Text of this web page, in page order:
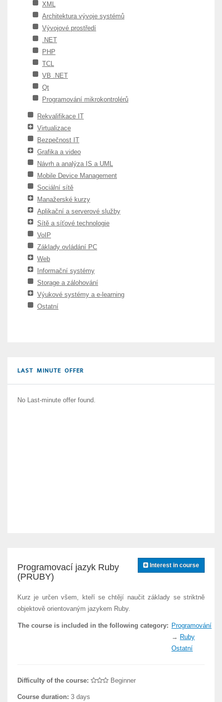
XML
Architektura vývoje systémů
Vývojové prostředí
.NET
PHP
TCL
VB .NET
Qt
Programování mikrokontrolérů
Rekvalifikace IT
Virtualizace
Bezpečnost IT
Grafika a video
Návrh a analýza IS a UML
Mobile Device Management
Sociální sítě
Manažerské kurzy
Aplikační a serverové služby
Sítě a síťové technologie
VoIP
Základy ovládání PC
Web
Informační systémy
Storage a zálohování
Výukové systémy a e-learning
Ostatní
LAST MINUTE OFFER
No Last-minute offer found.
Interest in course
Programovací jazyk Ruby
(PRUBY)
Kurz je určen všem, kteří se chtějí naučit základy se striktně
objektově orientovaným jazykem Ruby.
The course is included in the following category: Programování
→ Ruby
Ostatní
Difficulty of the course: Beginner
Course duration: 3 days